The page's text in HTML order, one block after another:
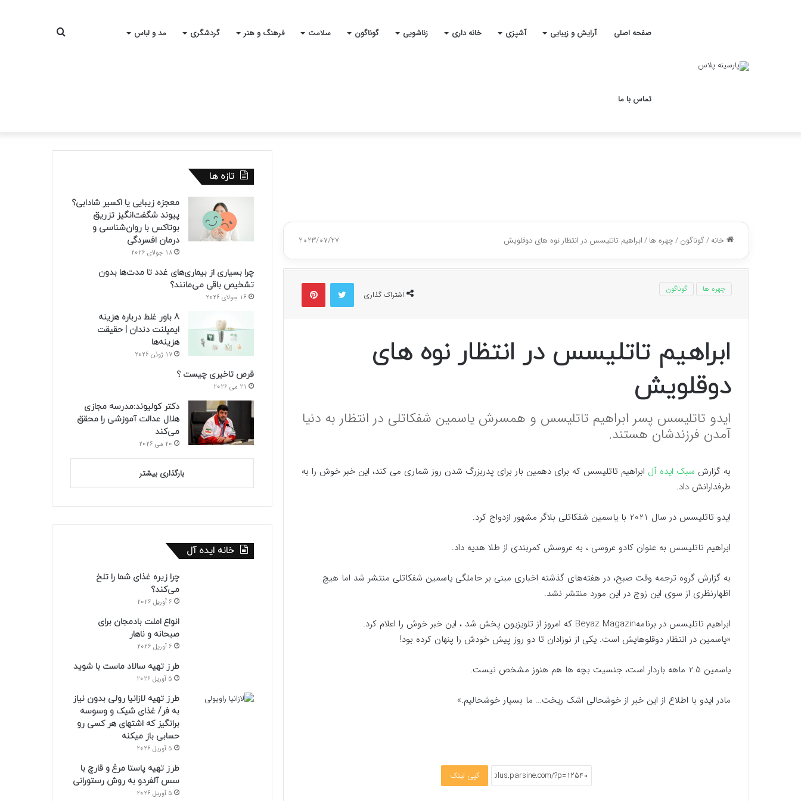
صفحه اصلی آرایش و زیبایی آشپزی خانه داری زناشویی گوناگون سلامت فرهنگ و هنر گردشگری مد و لباس
تماس با ما
جستجو
خانه/گوناگون/چهره ها/ابراهیم تاتلیسس در انتظار نوه های دوقلویش 2023/07/27
اشتراک گذاری
توییتر پینتریست
چهره ها گوناگون
ابراهیم تاتلیسس در انتظار نوه های
دوقلویش
ایدو تاتلیسس پسر ابراهیم تاتلیسس و همسرش یاسمین شفکاتلی در انتظار به دنیا
آمدن فرزندشان هستند.
به گزارش سبک ایده آل ابراهیم تاتلیسس که برای دهمین بار برای پدربزرگ شدن روز شماری می کند، این خبر خوش را به
طرفدارانش داد.
ایدو تاتلیسس در سال 2021 با یاسمین شفکاتلی بلاگر مشهور ازدواج کرد.
ابراهیم تاتلیسس به عنوان کادو عروسی ، به عروسش کمربندی از طلا هدیه داد.
به گزارش گروه ترجمه وقت صبح، در هفته‌های گذشته اخباری مبنی بر حاملگی یاسمین شفکاتلی منتشر شد اما هیچ
اظهارنظری از سوی این زوج در این مورد منتشر نشد.
ابراهیم تاتلیسس در برنامهBeyaz Magazin که امروز از تلویزیون پخش شد ، این خبر خوش را اعلام کرد.
«یاسمین در انتظار دوقلوهایش است. یکی از نوزادان تا دو روز پیش خودش را پنهان کرده بود!
یاسمین 2.5 ماهه باردار است، جنسیت بچه ها هم هنوز مشخص نیست.
مادر ایدو با اطلاع از این خبر از خوشحالی اشک ریخت… ما بسیار خوشحالیم.»
کپی لینک
تازه ها
معجزه زیبایی یا اکسیر شادابی؟
پیوند شگفت‌انگیز تزریق
بوتاکس با روان‌شناسی و
درمان افسردگی
18 جولای 2026
چرا بسیاری از بیماری‌های غدد تا مدت‌ها بدون
تشخیص باقی می‌مانند؟
16 جولای 2026
8 باور غلط درباره هزینه
ایمپلنت دندان | حقیقت
هزینه‌ها
17 ژوئن 2026
قرص تاخیری چیست ؟
21 می 2026
دکتر کولیوند:مدرسه مجازی
هلال عدالت آموزشی را محقق
می‌کند
20 می 2026
بارگذاری بیشتر
خانه ایده آل
چرا زیره غذای شما را تلخ
می‌کند؟
6 آوریل 2026
انواع املت بادمجان برای
صبحانه و ناهار
6 آوریل 2026
طرز تهیه سالاد ماست با شوید
5 آوریل 2026
طرز تهیه لازانیا رولی بدون نیاز
به فر/ غذای شیک و وسوسه
برانگیز که اشتهای هر کسی رو
حسابی باز میکنه
5 آوریل 2026
طرز تهیه پاستا مرغ و قارچ با
سس آلفردو به روش رستورانی
5 آوریل 2026